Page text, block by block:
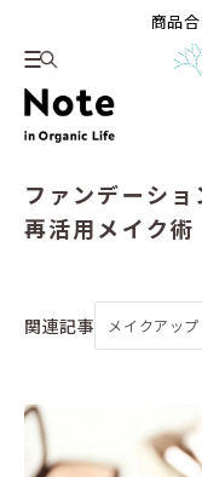
商品
ファンデーシ
再活用メイク術
関連記事 メイクアップ